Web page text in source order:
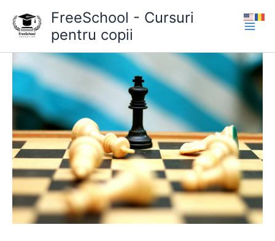
content
FreeSchool - Cursuri
pentru copii